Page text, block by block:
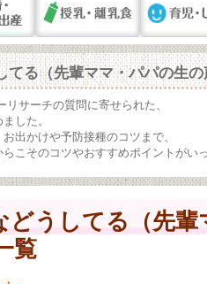
てる（先輩ママ・パパの生
サーチの質問に寄せられた、
した。
出かけや予防接種のコツまで、
こそのコツやおすすめポイントがい
どうしてる（先
覧